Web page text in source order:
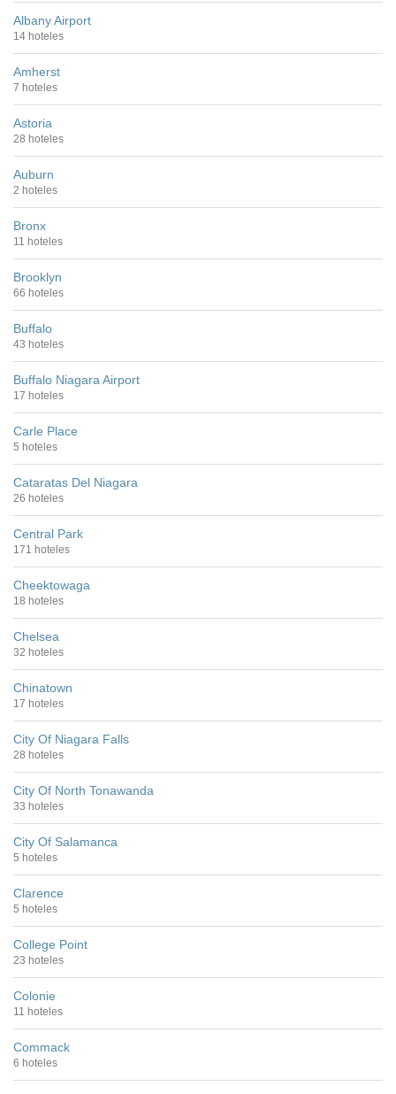
Albany Airport
14 hoteles
Amherst
7 hoteles
Astoria
28 hoteles
Auburn
2 hoteles
Bronx
11 hoteles
Brooklyn
66 hoteles
Buffalo
43 hoteles
Buffalo Niagara Airport
17 hoteles
Carle Place
5 hoteles
Cataratas Del Niagara
26 hoteles
Central Park
171 hoteles
Cheektowaga
18 hoteles
Chelsea
32 hoteles
Chinatown
17 hoteles
City Of Niagara Falls
28 hoteles
City Of North Tonawanda
33 hoteles
City Of Salamanca
5 hoteles
Clarence
5 hoteles
College Point
23 hoteles
Colonie
11 hoteles
Commack
6 hoteles